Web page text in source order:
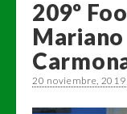
209º
Mariano
20 noviembre, 2019